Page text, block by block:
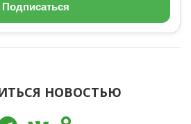
Подписаться
НОВОСТЬЮ